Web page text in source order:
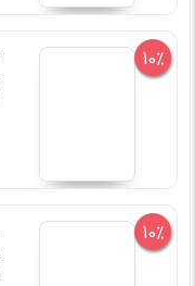
10%
10%